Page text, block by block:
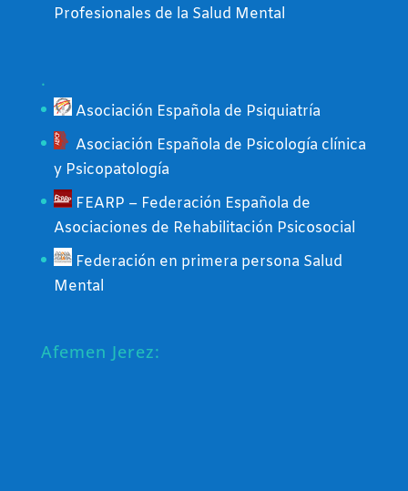
Profesionales de la Salud Mental
.
Asociación Española de Psiquiatría
Asociación Española de Psicología clínica
y Psicopatología
FEARP – Federación Española de
Asociaciones de Rehabilitación Psicosocial
Federación en primera persona Salud
Mental
Afemen Jerez: